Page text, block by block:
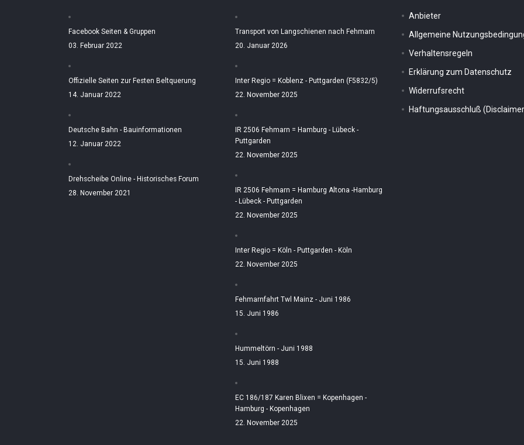
Facebook Seiten & Gruppen
03. Februar 2022
Offizielle Seiten zur Festen Beltquerung
14. Januar 2022
Deutsche Bahn - Bauinformationen
12. Januar 2022
Drehscheibe Online - Historisches Forum
28. November 2021
Transport von Langschienen nach Fehmarn
20. Januar 2026
Inter Regio = Koblenz - Puttgarden (F5832/5)
22. November 2025
IR 2506 Fehmarn = Hamburg - Lübeck -
Puttgarden
22. November 2025
IR 2506 Fehmarn = Hamburg Altona -Hamburg
- Lübeck - Puttgarden
22. November 2025
Inter Regio = Köln - Puttgarden - Köln
22. November 2025
Fehmarnfahrt Twl Mainz - Juni 1986
15. Juni 1986
Hummeltörn - Juni 1988
15. Juni 1988
EC 186/187 Karen Blixen = Kopenhagen -
Hamburg - Kopenhagen
22. November 2025
Anbieter
Allgemeine
Verhaltensregeln
Erklärung zum Datenschutz
Widerrufsrecht
Haftungsausschluß